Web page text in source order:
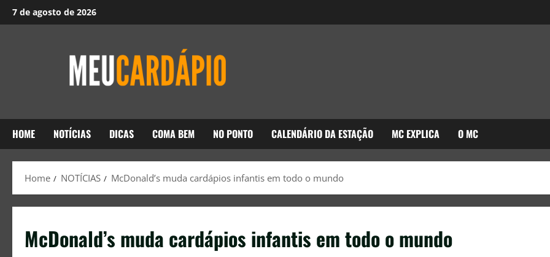
7 de agosto de 2026
HOME NOTÍCIAS DICAS COMA BEM NO PONTO CALENDÁRIO DA ESTAÇÃO MC EXPLICA O MC
Home NOTÍCIAS McDonald’s muda cardápios infantis em todo o mundo
McDonald’s muda cardápios infantis em todo o mundo